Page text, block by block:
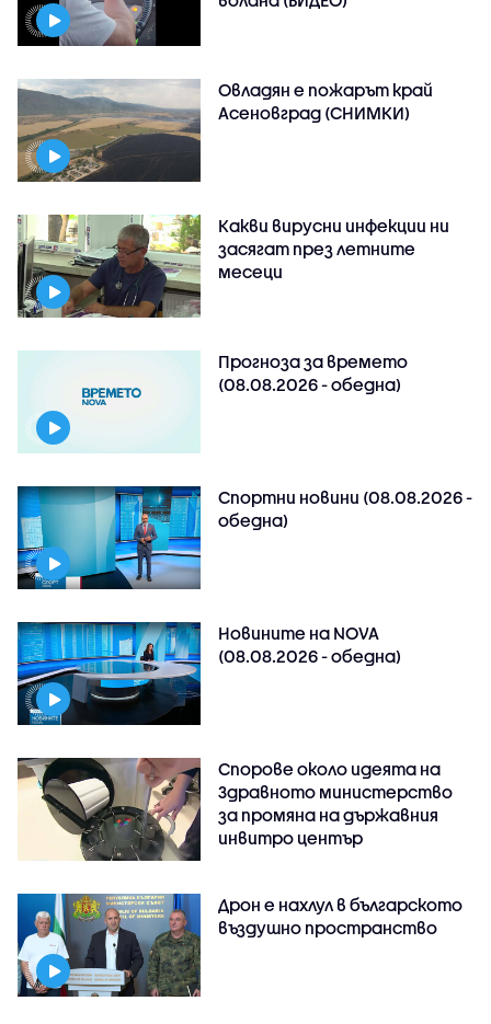
Овладян е пожарът край
Асеновград (СНИМКИ)
Какви вирусни инфекции ни
засягат през летните
месеци
Прогноза за времето
(08.08.2026 - обедна)
Спортни новини (08.08.2026 -
обедна)
Новините на NOVA
(08.08.2026 - обедна)
Спорове около идеята на
Здравното министерство
за промяна на държавния
инвитро център
Дрон е нахлул в българското
въздушно пространство